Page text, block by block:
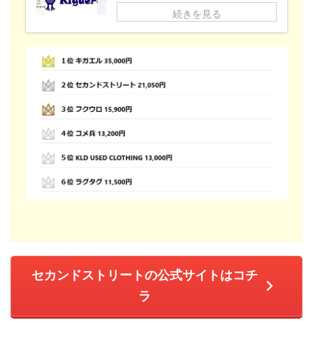
続きを見る
セカンドストリートの公式サイトはコチ
ラ